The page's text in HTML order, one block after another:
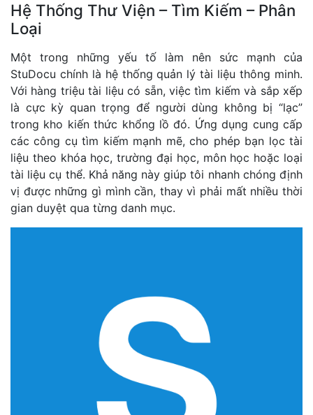
Hệ Thống Thư Viện – Tìm Kiếm – Phân
Loại
Một trong những yếu tố làm nên sức mạnh của
StuDocu chính là hệ thống quản lý tài liệu thông minh.
Với hàng triệu tài liệu có sẵn, việc tìm kiếm và sắp xếp
là cực kỳ quan trọng để người dùng không bị “lạc”
trong kho kiến thức khổng lồ đó. Ứng dụng cung cấp
các công cụ tìm kiếm mạnh mẽ, cho phép bạn lọc tài
liệu theo khóa học, trường đại học, môn học hoặc loại
tài liệu cụ thể. Khả năng này giúp tôi nhanh chóng định
vị được những gì mình cần, thay vì phải mất nhiều thời
gian duyệt qua từng danh mục.